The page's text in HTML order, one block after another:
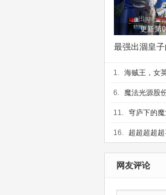
更新第
最强出涸皇子
1. 海贼王，女
第01集
6. 魔法光源股
季 更新第01集
11. 穹庐下的
16. 超超超超
朋友 第三季 更
网友评论